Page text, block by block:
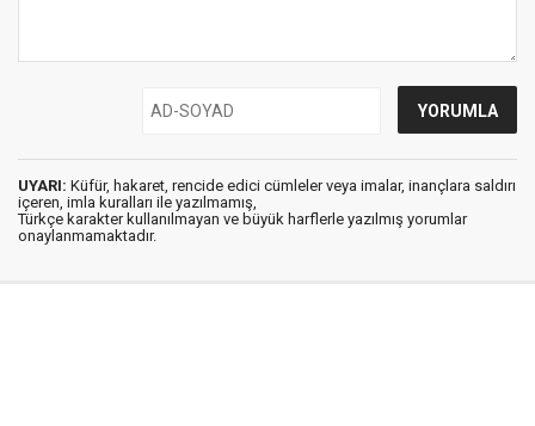
UYARI: Küfür, hakaret, rencide edici cümleler veya imalar, inançlara saldırı
içeren, imla kuralları ile yazılmamış,
Türkçe karakter kullanılmayan ve büyük harflerle yazılmış yorumlar
onaylanmamaktadır.